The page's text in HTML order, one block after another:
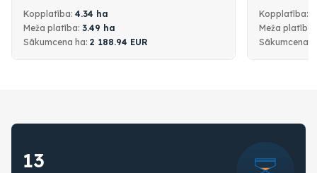
Kopplatība: 4.34 ha
Meža platība: 3.49 ha
Sākumcena ha: 2 188.94 EUR
Kopplatība:
Meža platība:
Sākumcena
13